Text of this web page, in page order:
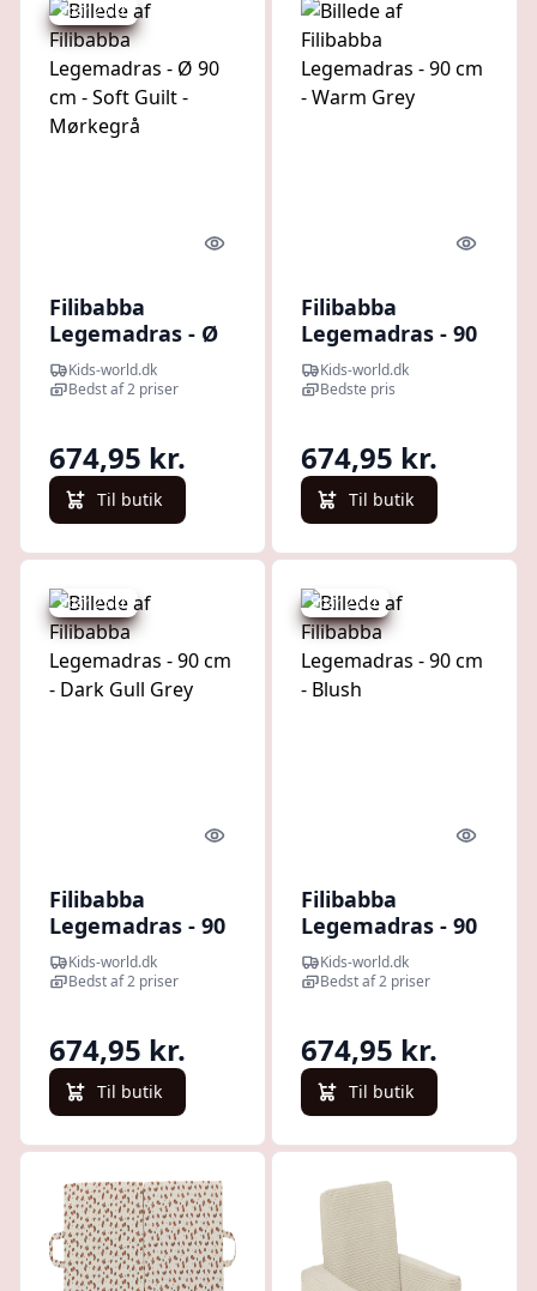
Spar 25 kr.
Quick look
Filibabba
Legemadras - Ø
90 cm - Soft Guilt
- Mørkegrå
Kids-world.dk
Bedst af 2 priser
674,95 kr.
Til butik
Quick
Filibabba
Legemadras - 90
cm - Warm Grey
Kids-world.dk
Bedste pris
674,95 kr.
Til butik
Spar 25 kr.
Quick look
Filibabba
Legemadras - 90
cm - Dark Gull
Grey
Kids-world.dk
Bedst af 2 priser
674,95 kr.
Til butik
Spar 25 kr.
Quick
Filibabba
Legemadras - 90
cm - Blush
Kids-world.dk
Bedst af 2 priser
674,95 kr.
Til butik